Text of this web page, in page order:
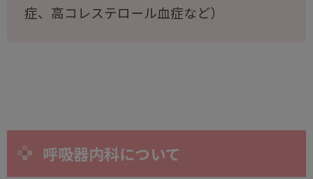
症、高コレステロール血症など）
呼吸器内科について